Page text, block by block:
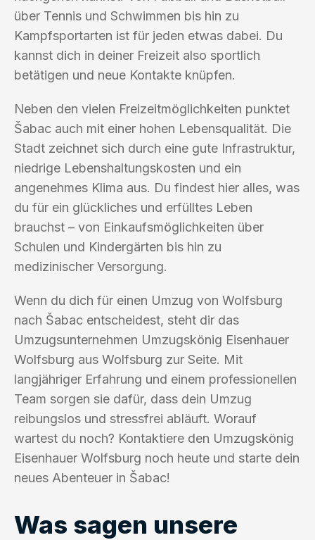
über Tennis und Schwimmen bis hin zu
Kampfsportarten ist für jeden etwas dabei. Du
kannst dich in deiner Freizeit also sportlich
betätigen und neue Kontakte knüpfen.
Neben den vielen Freizeitmöglichkeiten punktet
Šabac auch mit einer hohen Lebensqualität. Die
Stadt zeichnet sich durch eine gute Infrastruktur,
niedrige Lebenshaltungskosten und ein
angenehmes Klima aus. Du findest hier alles, was
du für ein glückliches und erfülltes Leben
brauchst – von Einkaufsmöglichkeiten über
Schulen und Kindergärten bis hin zu
medizinischer Versorgung.
Wenn du dich für einen Umzug von Wolfsburg
nach Šabac entscheidest, steht dir das
Umzugsunternehmen Umzugskönig Eisenhauer
Wolfsburg aus Wolfsburg zur Seite. Mit
langjähriger Erfahrung und einem professionellen
Team sorgen sie dafür, dass dein Umzug
reibungslos und stressfrei abläuft. Worauf
wartest du noch? Kontaktiere den Umzugskönig
Eisenhauer Wolfsburg noch heute und starte dein
neues Abenteuer in Šabac!
Was sagen unsere